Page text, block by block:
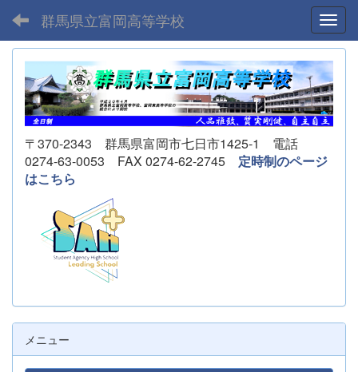
群馬県立富岡高等学校
〒370-2343 群馬県富岡市七日市1425-1 電話
0274-63-0053 FAX 0274-62-2745 定時制のページ
はこちら
メニュー